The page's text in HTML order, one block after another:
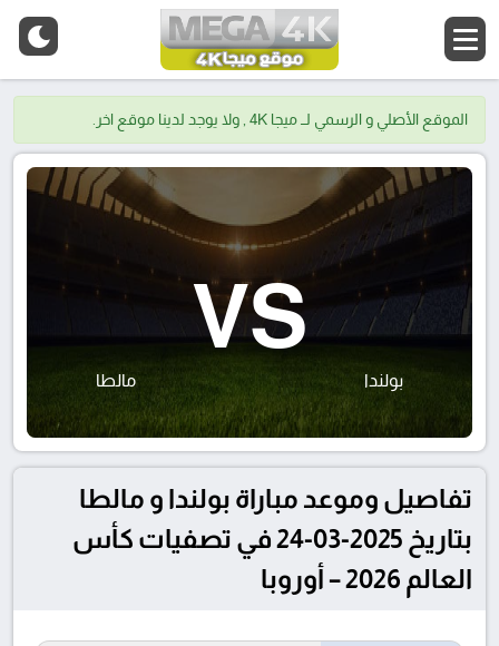
الموقع الأصلي و الرسمي لــ ميجا 4K , ولا يوجد لدينا موقع اخر.
بولندا
VS
مالطا
تفاصيل وموعد مباراة بولندا و مالطا
بتاريخ 2025-03-24 في تصفيات كأس
العالم 2026 – أوروبا